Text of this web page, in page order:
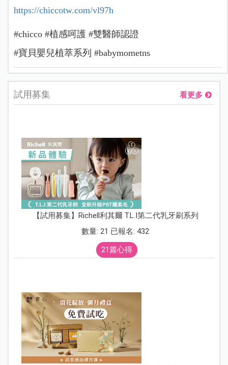
https://chiccotw.com/vl97h
#chicco #植感呵護 #雙醫師認證
#寶貝嬰兒植萃系列 #babymometns
試用募集 看更多
【試用募集】Richell利其爾 T.L.I第二代乳牙刷系列
數量: 21 已報名: 432
21篇心得